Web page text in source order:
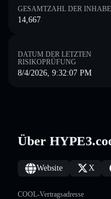
GESAMTZAHL DER
14,667
DATUM DER LETZTEN
RISIKOPRÜFUNG
8/4/2026, 9:32:07 PM
Über
Website X
COOL-Vertragsadresse